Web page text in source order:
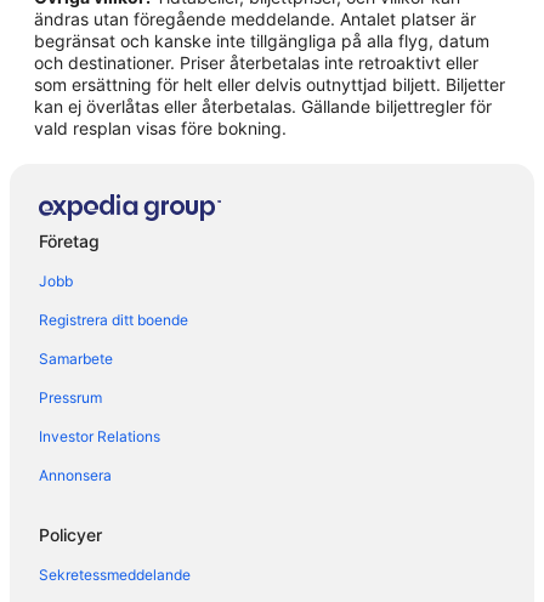
Hotell i Como
Hotell i Griante
Hotell i Laglio
Hotell i Lavena Ponte Tresa
Hotell i Menaggio
Hotell i Moltrasio
Hotell i Nesso
Hotell i Sala Comacina
Hotell i San Pietro Sovera
Hotell i Torno
Hotell i Tremezzina
ändras utan föregående meddelande. Antalet platser är
begränsat och kanske inte tillgängliga på alla flyg, datum
och destinationer. Priser återbetalas inte retroaktivt eller
som ersättning för helt eller delvis outnyttjad biljett. Biljetter
kan ej överlåtas eller återbetalas. Gällande biljettregler för
vald resplan visas före bokning.
Företag
Jobb
Registrera ditt boende
Samarbete
Pressrum
Investor Relations
Annonsera
Policyer
Sekretessmeddelande